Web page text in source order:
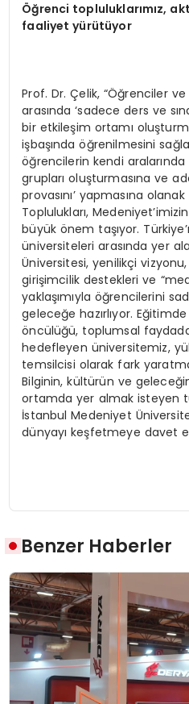
Öğrenci topluluklarımız,
faaliyet yürütüyor
Prof. Dr. Çelik, “Öğrenciler
arasında ‘sadece ders ve
bir etkileşim ortamı
işbaşında öğrenilmesini
öğrencilerin kendi
grupları oluşturmasına ve
provasını’ yapmasına
Toplulukları,
büyük önem taşıyor.
üniversiteleri arasında yer
Üniversitesi, yenilikçi
girişimcilik destekleri ve
yaklaşımıyla öğrencilerini
geleceğe hazırlıyor.
öncülüğü, toplumsal
hedefleyen üniversitemiz,
temsilcisi olarak fark
Bilginin, kültürün ve
ortamda yer almak isteyen
İstanbul Medeniyet
dünyayı keşfetmeye davet
Benzer Haberler